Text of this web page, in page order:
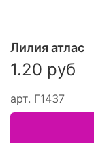
арт. Г1437
Лилия атлас
1.20 руб